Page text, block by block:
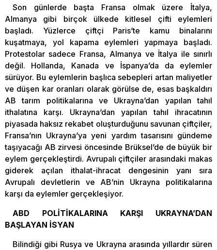
Son günlerde başta Fransa olmak üzere İtalya,
Almanya gibi birçok ülkede kitlesel çifti eylemleri
başladı. Yüzlerce çiftçi Paris’te kamu binalarını
kuşatmaya, yol kapama eylemleri yapmaya başladı.
Protestolar sadece Fransa, Almanya ve İtalya ile sınırlı
değil. Hollanda, Kanada ve İspanya’da da eylemler
sürüyor. Bu eylemlerin başlıca sebepleri artan maliyetler
ve düşen kar oranları olarak görülse de, esas başkaldırı
AB tarım politikalarına ve Ukrayna’dan yapılan tahıl
ithalatına karşı. Ukrayna’dan yapılan tahıl ihracatının
piyasada haksız rekabet oluşturduğunu savunan çiftçiler,
Fransa’nın Ukrayna’ya yeni yardım tasarısını gündeme
taşıyacağı AB zirvesi öncesinde Brüksel’de de büyük bir
eylem gerçekleştirdi. Avrupalı çiftçiler arasındaki makas
giderek açılan ithalat-ihracat dengesinin yanı sıra
Avrupalı devletlerin ve AB’nin Ukrayna politikalarına
karşı da eylemler gerçekleşiyor.
ABD POLİTİKALARINA KARŞI UKRAYNA’DAN
BAŞLAYAN İSYAN
Bilindiği gibi Rusya ve Ukrayna arasında yıllardır süren